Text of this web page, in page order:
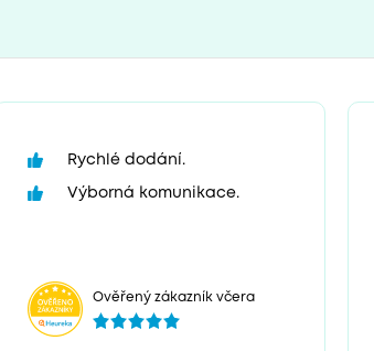
Rychlé dodání.
Výborná komunikace.
Ověřený zákazník včera